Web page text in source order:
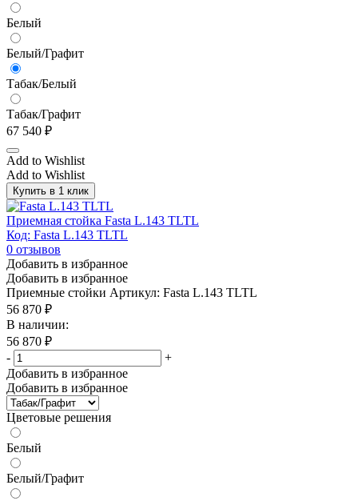
Белый
Белый/Графит
Табак/Белый
Табак/Графит
67 540 ₽
Add to Wishlist
Add to Wishlist
Купить в 1 клик
Приемная стойка Fasta L.143 TLTL
Код: Fasta L.143 TLTL
0 отзывов
Добавить в избранное
Добавить в избранное
Приемные стойки Артикул: Fasta L.143 TLTL
56 870 ₽
В наличии:
56 870 ₽
-
+
Добавить в избранное
Добавить в избранное
Цветовые решения
Белый
Белый/Графит